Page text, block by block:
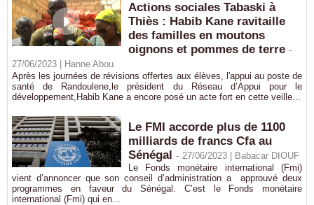
Actions sociales Tabaski à
Thiès : Habib Kane ravitaille
des familles en moutons
oignons et pommes de terre -
27/06/2023 |
Hanne Abou
Après les journées de révisions offertes aux élèves, l'appui au poste de
santé de Randoulene,le président du Réseau d’Appui pour le
développement,Habib Kane a encore posé un acte fort en cette veille...
Le FMI accorde plus de 1100
milliards de francs Cfa au
Sénégal - 27/06/2023 |
Babacar DIOUF
Le Fonds monétaire international (Fmi)
vient d’annoncer que son conseil d’administration a approuvé deux
programmes en faveur du Sénégal. C’est le Fonds monétaire
international (Fmi) qui en...